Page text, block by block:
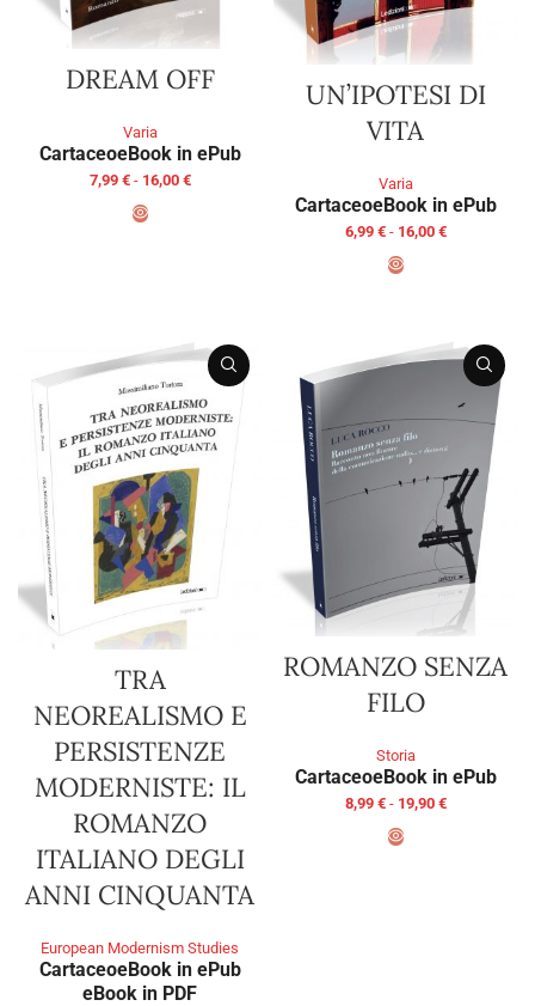
DREAM OFF
Varia
CartaceoeBook in ePub
7,99 € - 16,00 €
UN’IPOTESI DI
VITA
Varia
CartaceoeBook in ePub
6,99 € - 16,00 €
TRA
NEOREALISMO E
PERSISTENZE
MODERNISTE: IL
ROMANZO
ITALIANO DEGLI
ANNI CINQUANTA
European Modernism Studies
CartaceoeBook in ePub
eBook in PDF
ROMANZO SENZA
FILO
Storia
CartaceoeBook in ePub
8,99 € - 19,90 €